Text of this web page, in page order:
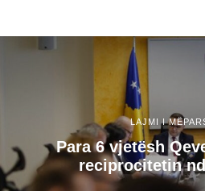
LAJMI I
​Para 6 vjetësh
reciprocitetin